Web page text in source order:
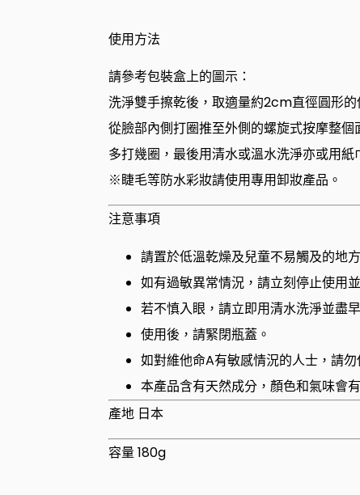
使用方法
請參考包裝盒上的圖示：
洗淨雙手擦乾後，取適量約2cm直徑圓形的
從臉部內側打圈推至外側的螺旋式按摩整
多打幾圈，最後用清水或溫水洗淨亦或用紙
※睫毛等防水彩妝請使用專用卸妝產品。
注意事項
請置於低溫乾燥及兒童不易觸及的地
如有過敏異常情況，請立刻停止使用
若不慎入眼，請立即用清水洗淨並盡
使用後，請緊閉瓶蓋。
如對維他命A有敏感情況的人士，請勿
本產品含有天然成分，顏色和氣味會
產地 日本
容量 180g